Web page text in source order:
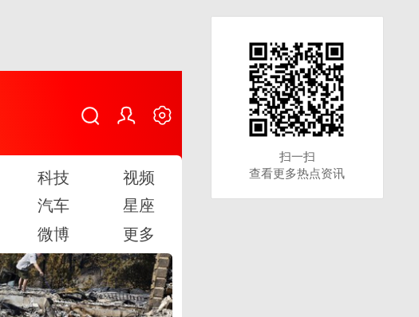
科技
视频
汽车
星座
微博 更多
扫一扫
查看更多热点资讯
扫一扫
查看更多热点资讯